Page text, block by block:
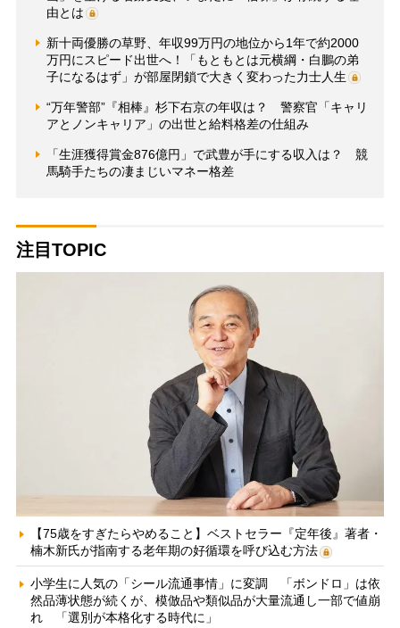
由とは
新十両優勝の草野、年収99万円の地位から1年で約2000
万円にスピード出世へ！「もともとは元横綱・白鵬の弟
子になるはず」が部屋閉鎖で大きく変わった力士人生
“万年警部”『相棒』杉下右京の年収は？ 警察官「キャリ
アとノンキャリア」の出世と給料格差の仕組み
「生涯獲得賞金876億円」で武豊が手にする収入は？ 競
馬騎手たちの凄まじいマネー格差
注目TOPIC
【75歳をすぎたらやめること】ベストセラー『定年後』著者・
楠木新氏が指南する老年期の好循環を呼び込む方法
小学生に人気の「シール流通事情」に変調 「ボンドロ」は依
然品薄状態が続くが、模倣品や類似品が大量流通し一部で値崩
れ 「選別が本格化する時代に」